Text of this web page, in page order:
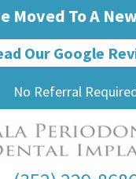
Moved To A
Our Google
No Referral